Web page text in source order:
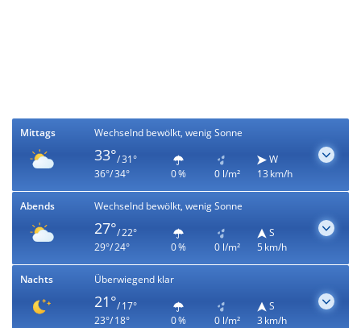
Mittags Wechselnd bewölkt, wenig Sonne
33°/ 31°
36°/ 34°
0 % 0 l/m²
W
13 km/h
Abends Wechselnd bewölkt, wenig Sonne
27°/ 22°
29°/ 24°
0 % 0 l/m²
S
5 km/h
Nachts Überwiegend klar
21°/ 17°
23°/ 18°
0 % 0 l/m²
S
3 km/h